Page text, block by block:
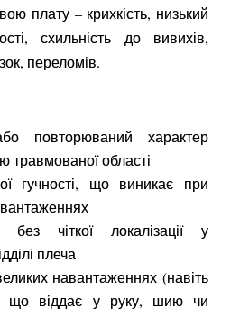
плату – крихкість, низький
схильність до вивихів,
переломів.
повторюваний характер
травмованої області
гучності, що виникає при
чіткої локалізації у
плеча
навантаженнях (навіть
що віддає у руку, шию чи